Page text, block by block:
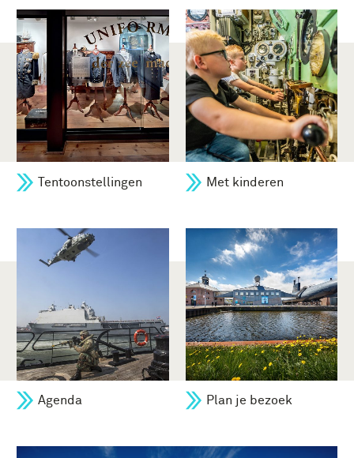
Tentoonstellingen Met kinderen
Agenda Plan je bezoek